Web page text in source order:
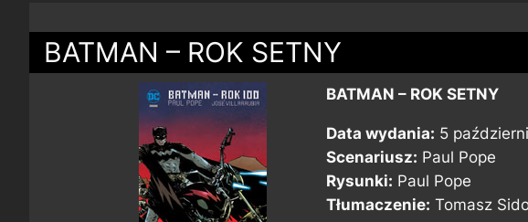
BATMAN – ROK SETNY
BATMAN – ROK SETNY
Data wydania: 5
Scenariusz: Paul Pope
Rysunki: Paul Pope
Tłumaczenie: Tomasz